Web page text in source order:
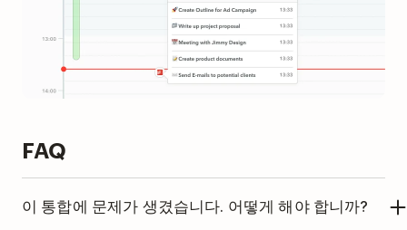
FAQ
이 통합에 문제가 생겼습니다. 어떻게 해야 합니까?